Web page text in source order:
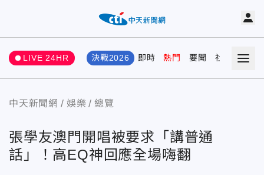
LIVE 24HR 決戰2026 即時 熱門 要聞 社會 娛樂
中天新聞網 娛樂 總覽
張學友澳門開唱被要求「講普通
話」！高EQ神回應全場嗨翻